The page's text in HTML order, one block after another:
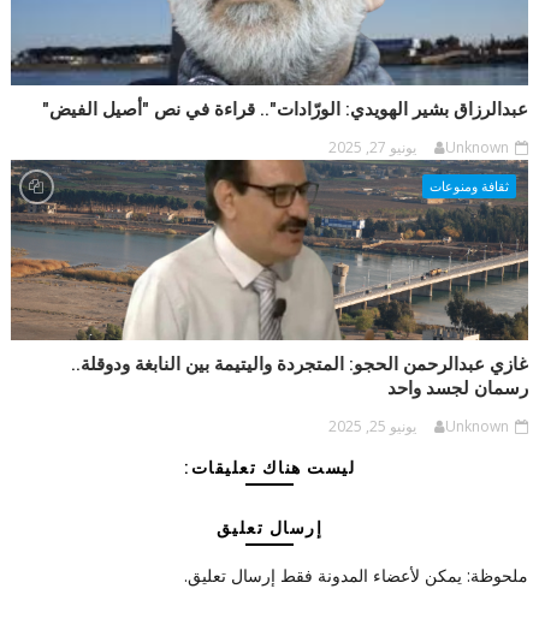
عبدالرزاق بشير الهويدي: الورّادات".. قراءة في نص "أصيل الفيض"
Unknown يونيو 27, 2025
ثقافة ومنوعات
غازي عبدالرحمن الحجو: المتجردة واليتيمة بين النابغة ودوقلة..
رسمان لجسد واحد
Unknown يونيو 25, 2025
ليست هناك تعليقات:
إرسال تعليق
ملحوظة: يمكن لأعضاء المدونة فقط إرسال تعليق.